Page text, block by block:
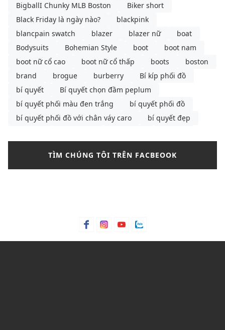
BigballI Chunky MLB Boston
Biker short
Black Friday là ngày nào?
blackpink
blancpain swatch
blazer blazer nữ
boat
Bodysuits
Bohemian Style boot
boot nam
boot nữ cổ cao
boot nữ cổ thấp boots
boston
brand
brogue burberry
Bí kíp phối đồ
bí quyết
Bí quyết chọn đầm peplum
bí quyết phối màu đen trắng
bí quyết phối đồ
bí quyết phối đồ với chân váy caro
bí quyết đẹp
bảng size quần tây nữ
Bột ngô Bột Talc
C&K
C&K Việt Nam Cacao
Calvin Klein
TÌM CHÚNG TÔI TRÊN FACBEOOK